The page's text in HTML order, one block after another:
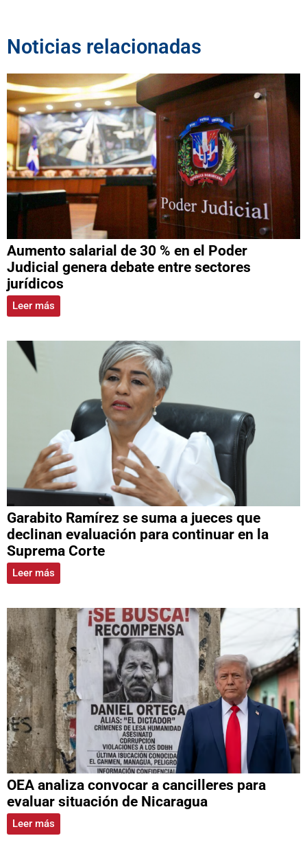
Noticias relacionadas
Aumento salarial de 30 % en el Poder
Judicial genera debate entre sectores
jurídicos
Leer más
Garabito Ramírez se suma a jueces que
declinan evaluación para continuar en la
Suprema Corte
Leer más
OEA analiza convocar a cancilleres para
evaluar situación de Nicaragua
Leer más